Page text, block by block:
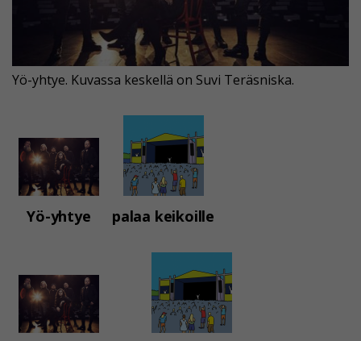
Yö-yhtye palaa keikoille
Yö-yhtye. Kuvassa keskellä on Suvi Teräsniska.